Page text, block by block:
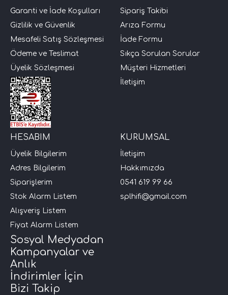
Arac Baslari)
Performans)
Garanti ve İade Koşulları
Gizlilik ve Güvenlik
Mesafeli Satış Sözleşmesi
Ödeme ve Teslimat
Üyelik Sözleşmesi
Sipariş Takibi
Arıza Formu
İade Formu
Sıkça Sorulan Sorular
Müşteri Hizmetleri
İletişim
HESABIM
Üyelik Bilgilerim
Adres Bilgilerim
Siparişlerim
Stok Alarm Listem
Alışveriş Listem
Fiyat Alarm Listem
KURUMSAL
İletişim
Hakkımızda
0541 619 99 66
splhifi@gmail.com
Sosyal Medyadan
Kampanyalar ve
Anlık
İndirimler İçin
Bizi Takip